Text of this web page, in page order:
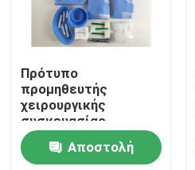
Σπίτι
Προϊόντα
Βίντεο
Πρότυπο
προμηθευτής
χειρουργικής
συσκευασίας
αγγειογραφίας μιας
χρήσης από μη
Αποστολή